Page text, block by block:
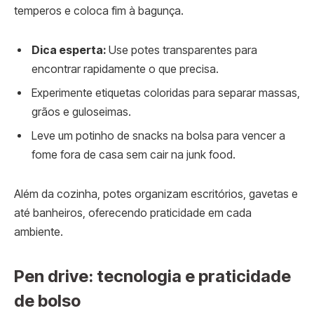
temperos e coloca fim à bagunça.
Dica esperta: Use potes transparentes para
encontrar rapidamente o que precisa.
Experimente etiquetas coloridas para separar massas,
grãos e guloseimas.
Leve um potinho de snacks na bolsa para vencer a
fome fora de casa sem cair na junk food.
Além da cozinha, potes organizam escritórios, gavetas e
até banheiros, oferecendo praticidade em cada
ambiente.
Pen drive: tecnologia e praticidade
de bolso